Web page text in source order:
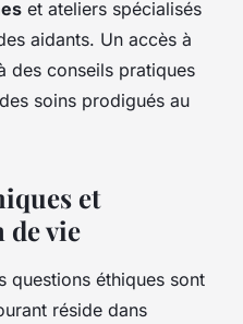
et ateliers spécialisés
aidants. Un accès à
des conseils pratiques
soins prodigués au
et
vie
questions éthiques sont
réside dans